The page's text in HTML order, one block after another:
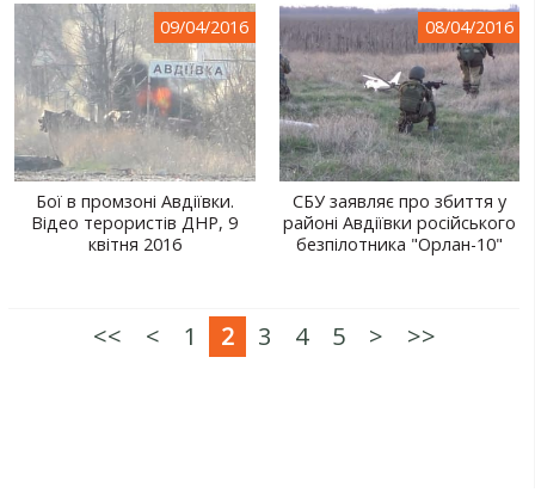
09/04/2016
Бої в промзоні Авдіївки.
Відео терористів ДНР, 9
квітня 2016
08/04/2016
СБУ заявляє про збиття у
районі Авдіївки російського
безпілотника "Орлан-10"
<< < 1 2 3 4 5 > >>